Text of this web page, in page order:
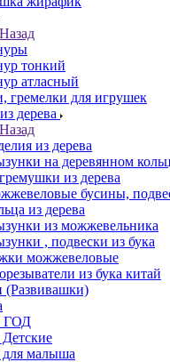
Назад
тонкий
атласный
гремелки для игрушек
дерева
Назад
из дерева
на деревянном
из дерева
бусины,
из дерева
из можжевельника
, подвески из бука
можжевеловые
из бука китай
малыша